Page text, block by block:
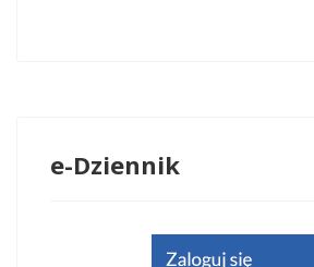
e-Dziennik